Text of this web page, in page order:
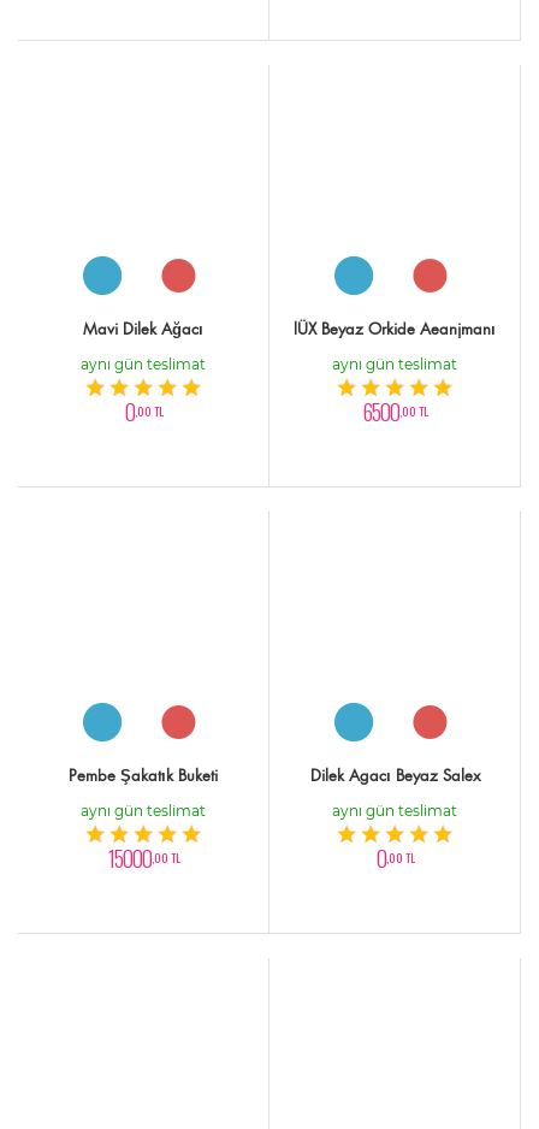
Mavi Dilek Ağacı
aynı gün teslimat
0,00 TL
lÜX Beyaz Orkide Aeanjmanı
aynı gün teslimat
6500,00 TL
Pembe Şakatık Buketi
aynı gün teslimat
15000,00 TL
Dilek Agacı Beyaz Salex
aynı gün teslimat
0,00 TL